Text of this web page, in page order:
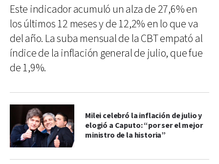
Este indicador acumuló un alza de 27,6% en
los últimos 12 meses y de 12,2% en lo que va
del año. La suba mensual de la CBT empató al
índice de la inflación general de julio, que fue
de 1,9%.
Milei celebró la inflación de julio y
elogió a Caputo: “por ser el mejor
ministro de la historia”